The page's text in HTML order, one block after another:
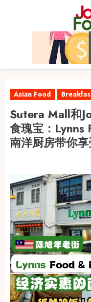
Asian Food
Sutera Mall和
食瑰宝：Lynns
南洋厨房带你